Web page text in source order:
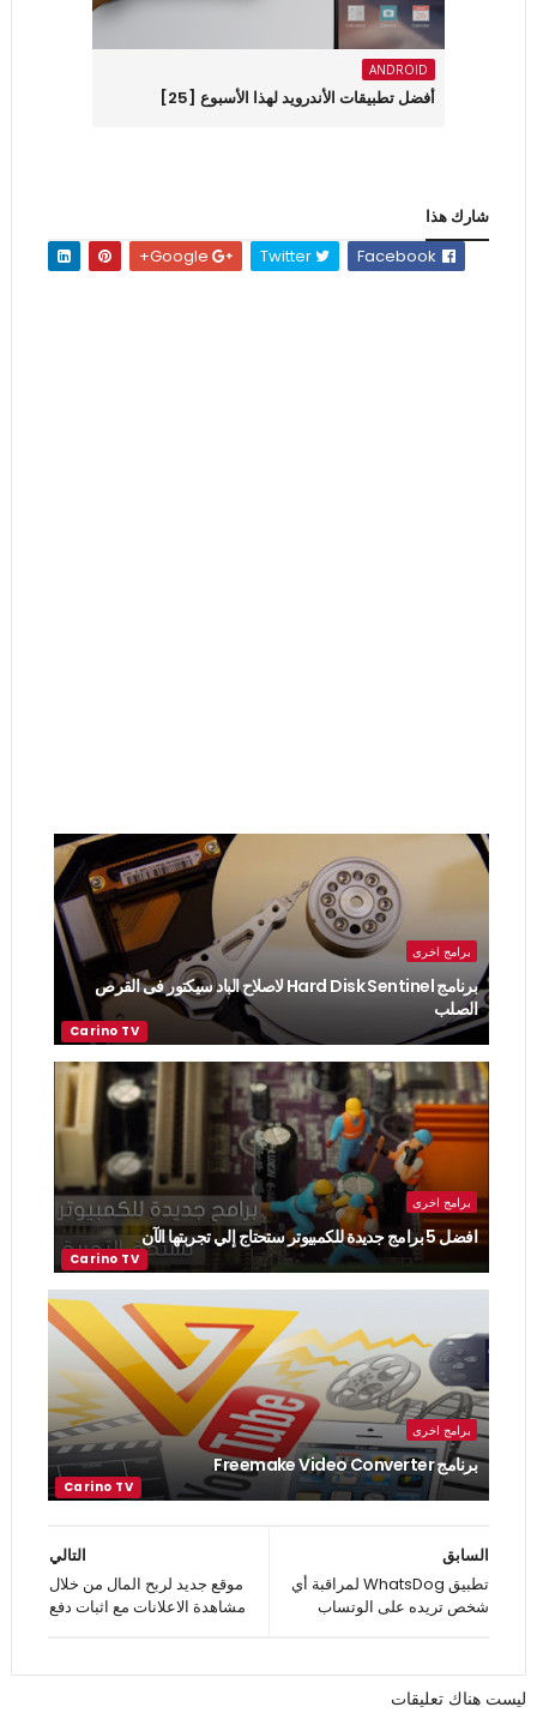
ANDROID
أفضل تطبيقات الأندرويد لهذا الأسبوع ‏[25]
شارك هذا
Twitter
برامج اخرى
برنامج Hard Disk Sentinel لاصلاح الباد سيكتور فى القرص
الصلب
برامج اخرى
افضل 5 برامج جديدة للكمبيوتر ستحتاج إلي تجربتها الآن
برامج اخرى
برنامج Freemake Video Converter
التالي
موقع جديد لربح المال من خلال
مشاهدة الاعلانات مع اثبات دفع
السابق
تطبيق WhatsDog لمراقبة أي
شخص تريده على الوتساب
ليست هناك تعليقات